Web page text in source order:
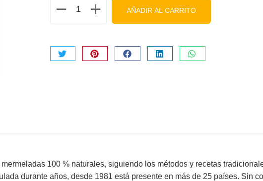
AÑADIR AL CARRITO
100 % naturales, siguiendo los métodos y recetas
durante años, desde 1981 está presente en más de 25 países. Sin